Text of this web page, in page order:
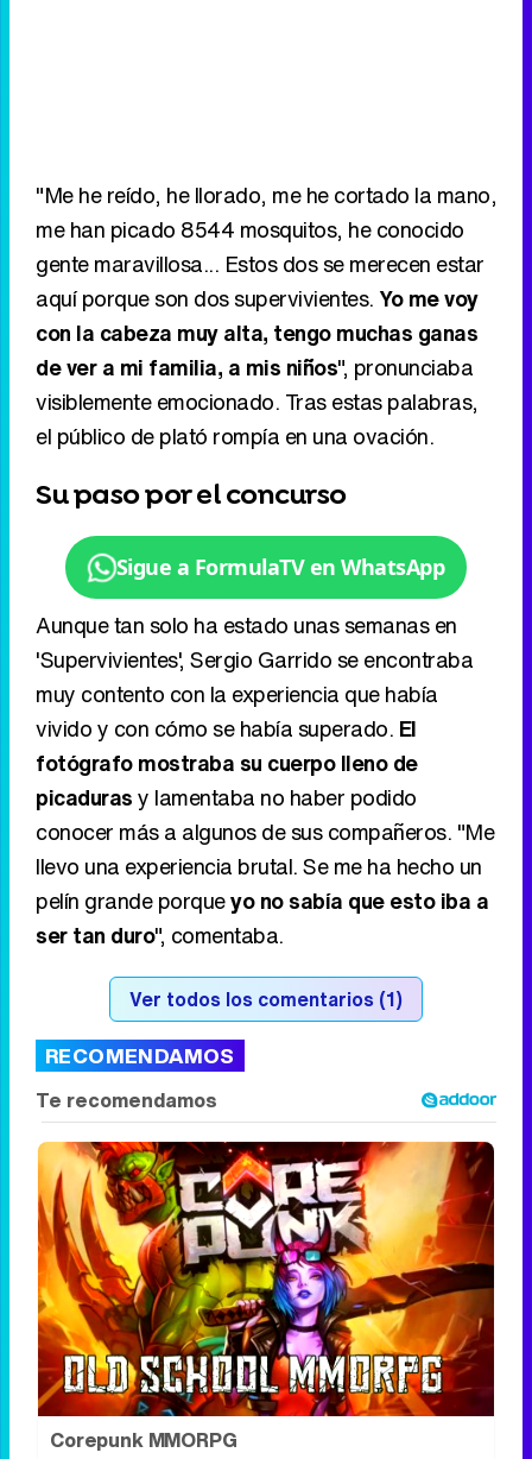
"Me he reído, he llorado, me he cortado la mano,
me han picado 8544 mosquitos, he conocido
gente maravillosa... Estos dos se merecen estar
aquí porque son dos supervivientes. Yo me voy
con la cabeza muy alta, tengo muchas ganas
de ver a mi familia, a mis niños", pronunciaba
visiblemente emocionado. Tras estas palabras,
el público de plató rompía en una ovación.
Su paso por el concurso
Sigue a FormulaTV en WhatsApp
Aunque tan solo ha estado unas semanas en
'Supervivientes', Sergio Garrido se encontraba
muy contento con la experiencia que había
vivido y con cómo se había superado. El
fotógrafo mostraba su cuerpo lleno de
picadurasy lamentaba no haber podido
conocer más a algunos de sus compañeros. "Me
llevo una experiencia brutal. Se me ha hecho un
pelín grande porqueyo no sabía que esto iba a
ser tan duro", comentaba.
Ver todos los comentarios (1)
RECOMENDAMOS
Corepunk MMORPG